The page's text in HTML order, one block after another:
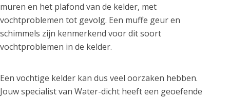
muren en het plafond van de kelder, met
vochtproblemen tot gevolg. Een muffe geur en
schimmels zijn kenmerkend voor dit soort
vochtproblemen in de kelder.
Een vochtige kelder kan dus veel oorzaken hebben.
Jouw specialist van Water-dicht heeft een geoefende